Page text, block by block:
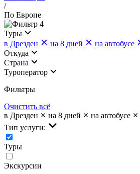
/
По Европе
4
Туры
в Дрезден
на 8 дней на автобусе
Откуда
Страна
Туроператор
Фильтры
Очистить всё
в Дрезден
на 8 дней на автобусе
Тип услуги:
Туры
Экскурсии